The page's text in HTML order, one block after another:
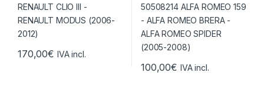
170,00€ IVA incl.
100,00€ IVA incl.